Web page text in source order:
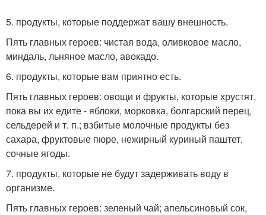
5. продукты, которые поддержат вашу внешность.
Пять главных героев: чистая вода, оливковое масло,
миндаль, льняное масло, авокадо.
6. продукты, которые вам приятно есть.
Пять главных героев: овощи и фрукты, которые хрустят,
пока вы их едите - яблоки, морковка, болгарский перец,
сельдерей и т. п.; взбитые молочные продукты без
сахара, фруктовые пюре, нежирный куриный паштет,
сочные ягоды.
7. продукты, которые не будут задерживать воду в
организме.
Пять главных героев: зеленый чай; апельсиновый сок,